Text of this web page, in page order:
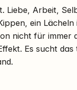
Liebe, Arbeit,
ein
nicht für
Es sucht